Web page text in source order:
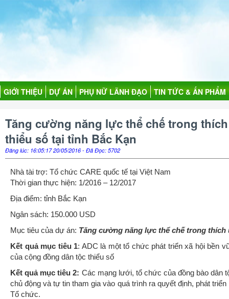
GIỚI THIỆU DỰ ÁN PHỤ NỮ LÃNH ĐẠO TIN TỨC & ẤN PHẨM
Tăng cường năng lực thể chế trong
thiểu số tại tỉnh Bắc Kạn
Đăng lúc: 16:05:17 20/05/2016 - Đã Đọc: 5702
Nhà tài trợ: Tổ chức CARE quốc tế tại Việt Nam
Thời gian thực hiện: 1/2016 – 12/2017
Địa điểm: tỉnh Bắc Kạn
Ngân sách: 150.000 USD
Mục tiêu của dự án: Tăng cường năng lực thể chế trong
Kết quả mục tiêu 1: ADC là một tổ chức phát triển xã hội bền
của cộng đồng dân tộc thiểu số
Kết quả mục tiêu 2: Các mạng lưới, tổ chức của đồng bào dân
chủ động và tự tin tham gia vào quá trình ra quyết định, phát
Tổ chức.